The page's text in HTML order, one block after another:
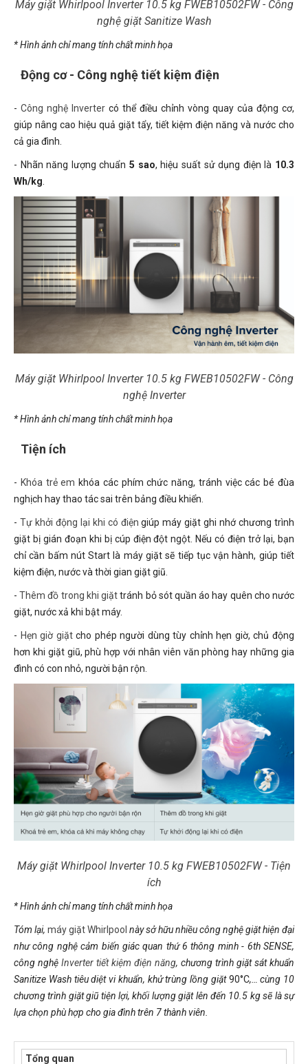
Máy giặt Whirlpool Inverter 10.5 kg FWEB10502FW - Công
nghệ giặt Sanitize Wash
* Hình ảnh chỉ mang tính chất minh họa
Động cơ - Công nghệ tiết kiệm điện
- Công nghệ Inverter có thể điều chỉnh vòng quay của động cơ,
giúp nâng cao hiệu quả giặt tẩy, tiết kiệm điện năng và nước cho
cả gia đình.
- Nhãn năng lượng chuẩn5 sao, hiệu suất sử dụng điện là 10.3
Wh/kg.
Máy giặt Whirlpool Inverter 10.5 kg FWEB10502FW - Công
nghệ Inverter
* Hình ảnh chỉ mang tính chất minh họa
Tiện ích
- Khóa trẻ em khóa các phím chức năng, tránh việc các bé đùa
nghịch hay thao tác sai trên bảng điều khiển.
- Tự khởi động lại khi có điện giúp máy giặt ghi nhớ chương trình
giặt bị gián đoạn khi bị cúp điện đột ngột. Nếu có điện trở lại, bạn
chỉ cần bấm nút Start là máy giặt sẽ tiếp tục vận hành, giúp tiết
kiệm điện, nước và thời gian giặt giũ.
-Thêm đồ trong khi giặttránh bỏ sót quần áo hay quên cho nước
giặt, nước xả khi bật máy.
- Hẹn giờ giặtcho phép người dùng tùy chỉnh hẹn giờ, chủ động
hơn khi giặt giũ, phù hợp với nhân viên văn phòng hay những gia
đình có con nhỏ, người bận rộn.
Máy giặt Whirlpool Inverter 10.5 kg FWEB10502FW - Tiện
ích
* Hình ảnh chỉ mang tính chất minh họa
Tóm lại, máy giặt Whirlpool nàysở hữu nhiều công nghệ giặt hiện đại
như công nghệ cảm biến giác quan thứ 6 thông minh - 6th SENSE,
công nghệ Inverter tiết kiệm điện năng, chương trình giặt sát khuẩn
Sanitize Wash tiêu diệt vi khuẩn, khử trùng lồng giặt90°C,… cùng 10
chương trình giặt giũ tiện lợi, khối lượng giặt lên đến 10.5 kg sẽ là sự
lựa chọn phù hợp cho gia đình trên 7 thành viên.
Tổng quan